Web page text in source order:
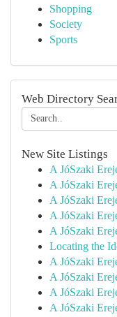
Shopping
Society
Sports
Web Directory
New Site Listings
A JóSzaki
A JóSzaki
A JóSzaki
A JóSzaki
A JóSzaki
Locating the
A JóSzaki
A JóSzaki
A JóSzaki
A JóSzaki